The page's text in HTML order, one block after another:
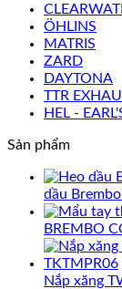
ÖHLINS
MATRIS
ZARD
DAYTONA
TTR
HEL -
Sản phẩm
dầu
BREMBO
Nắp xăng